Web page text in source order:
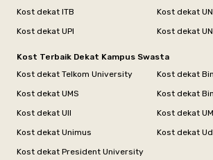
Kost dekat ITB
Kost dekat
Kost dekat UPI
Kost dekat
Kost Terbaik Dekat Kampus Swasta
Kost dekat Telkom University
Kost dekat
Kost dekat UMS
Kost dekat
Kost dekat UII
Kost dekat
Kost dekat Unimus
Kost dekat
Kost dekat President University